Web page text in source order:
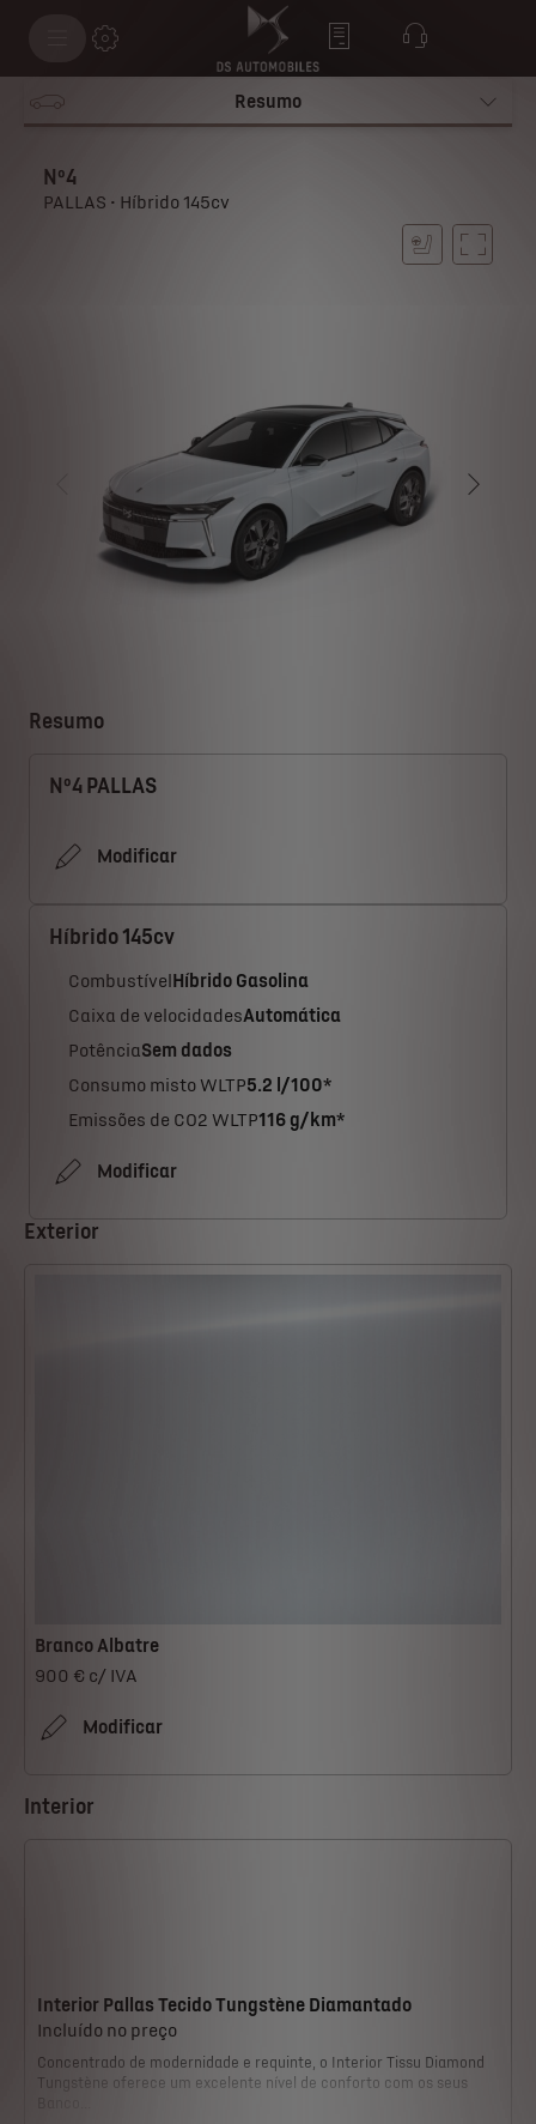
Resumo
Nº4
PALLAS • Híbrido 145cv
Resumo
Nº4 PALLAS
Modificar
Híbrido 145cv
CombustívelHíbrido Gasolina
Caixa de velocidadesAutomática
PotênciaSem dados
Consumo misto WLTP5.2 l/100*
Emissões de CO2 WLTP116 g/km*
Modificar
Exterior
Branco Albatre
900 € c/ IVA
Modificar
Interior
Interior Pallas Tecido Tungstène Diamantado
Incluído no preço
Concentrado de modernidade e requinte, o Interior Tissu Diamond
Tungstène oferece um excelente nível de conforto com os seus